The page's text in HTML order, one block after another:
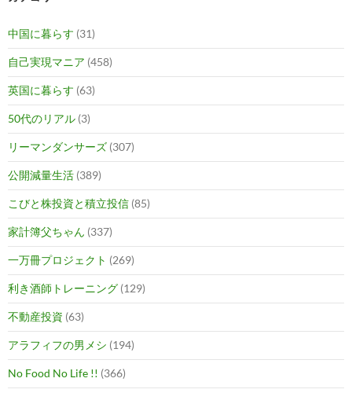
中国に暮らす (31)
自己実現マニア (458)
英国に暮らす (63)
50代のリアル (3)
リーマンダンサーズ (307)
公開減量生活 (389)
こびと株投資と積立投信 (85)
家計簿父ちゃん (337)
一万冊プロジェクト (269)
利き酒師トレーニング (129)
不動産投資 (63)
アラフィフの男メシ (194)
No Food No Life !! (366)